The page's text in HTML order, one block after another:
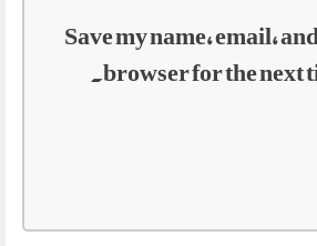
Save my name, email,
browser for the next